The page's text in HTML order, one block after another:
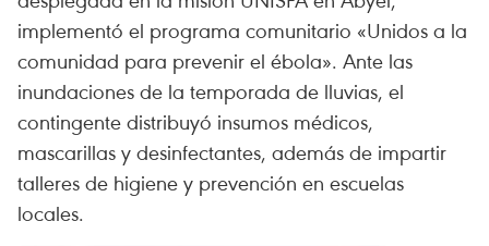
implementó el programa comunitario «Unidos a la
comunidad para prevenir el ébola». Ante las
inundaciones de la temporada de lluvias, el
contingente distribuyó insumos médicos,
mascarillas y desinfectantes, además de impartir
talleres de higiene y prevención en escuelas
locales.